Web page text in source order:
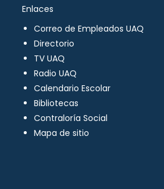
Enlaces
Correo de Empleados UAQ
Directorio
TV UAQ
Radio UAQ
Calendario Escolar
Bibliotecas
Contraloría Social
Mapa de sitio